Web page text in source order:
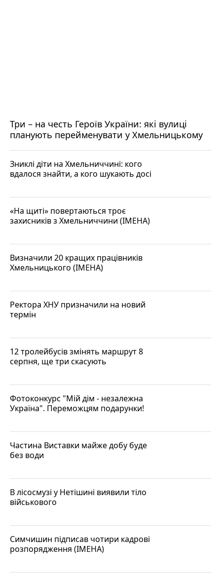
Три – на честь Героїв України: які вулиці
планують перейменувати у Хмельницькому
Зниклі діти на Хмельниччині: кого
вдалося знайти, а кого шукають досі
«На щиті» повертаються троє
захисників з Хмельниччини (ІМЕНА)
Визначили 20 кращих працівників
Хмельницького (ІМЕНА)
Ректора ХНУ призначили на новий
термін
12 тролейбусів змінять маршрут 8
серпня, ще три скасують
Фотоконкурс "Мій дім - незалежна
Україна". Переможцям подарунки!
Частина Виставки майже добу буде
без води
В лісосмузі у Нетішині виявили тіло
військового
Симчишин підписав чотири кадрові
розпорядження (ІМЕНА)